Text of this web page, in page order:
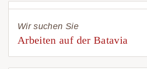
Wir suchen Sie
Arbeiten auf der Batavia